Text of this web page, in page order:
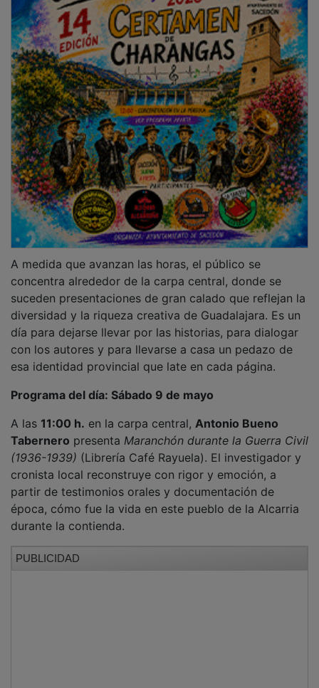
diversidad y la riqueza creativa de Guadalajara. Es un
día para dejarse llevar por las historias, para dialogar
con los autores y para llevarse a casa un pedazo de
esa identidad provincial que late en cada página.
Programa del día: Sábado 9 de mayo
A las11:00 h.en la carpa central,Antonio Bueno
TaberneropresentaMaranchón durante la Guerra Civil
(1936-1939)(Librería Café Rayuela). El investigador y
cronista local reconstruye con rigor y emoción, a
partir de testimonios orales y documentación de
época, cómo fue la vida en este pueblo de la Alcarria
durante la contienda.